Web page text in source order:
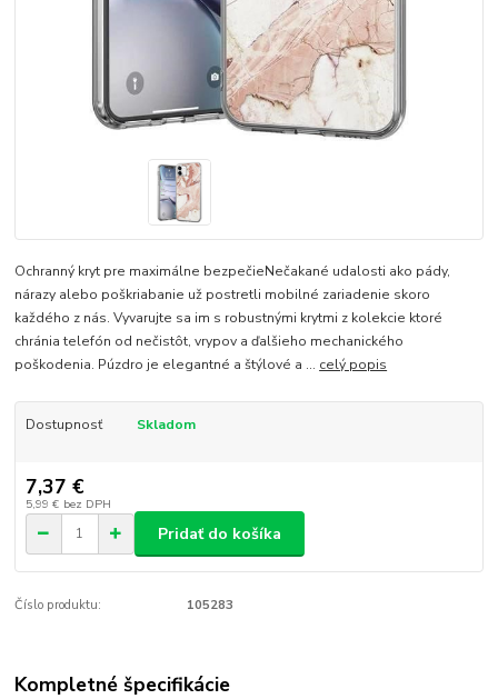
Ochranný kryt pre maximálne bezpečieNečakané udalosti ako pády,
nárazy alebo poškriabanie už postretli mobilné zariadenie skoro
každého z nás. Vyvarujte sa im s robustnými krytmi z kolekcie ktoré
chránia telefón od nečistôt, vrypov a ďalšieho mechanického
poškodenia. Púzdro je elegantné a štýlové a ... celý popis
Dostupnosť Skladom
7,37 €
5,99 € bez DPH
Pridať do košíka
Číslo produktu: 105283
Kompletné špecifikácie